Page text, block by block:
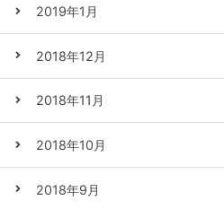
2019年1月
2018年12月
2018年11月
2018年10月
2018年9月